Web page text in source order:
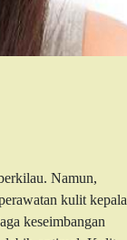
Namun,
kulit kepala
keseimbangan